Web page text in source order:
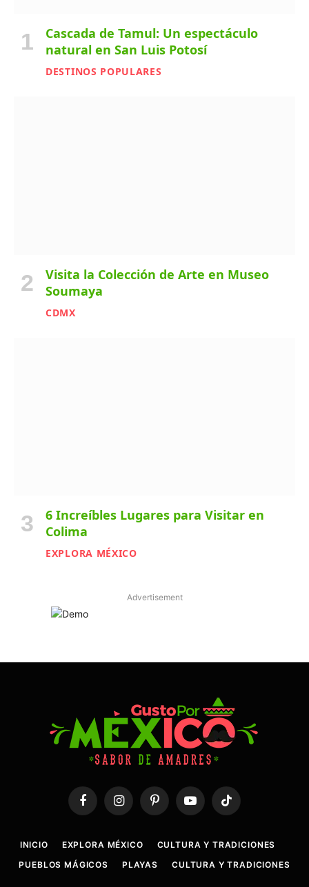
Cascada de Tamul: Un espectáculo
natural en San Luis Potosí
DESTINOS POPULARES
Visita la Colección de Arte en Museo
Soumaya
CDMX
6 Increíbles Lugares para Visitar en
Colima
EXPLORA MÉXICO
Advertisement
FacebookInstagramPinterestYouTubeTikTok
INICIO EXPLORA MÉXICO
CULTURA Y TRADICIONES
PUEBLOS MÁGICOS
PLAYAS CULTURA Y TRADICIONES